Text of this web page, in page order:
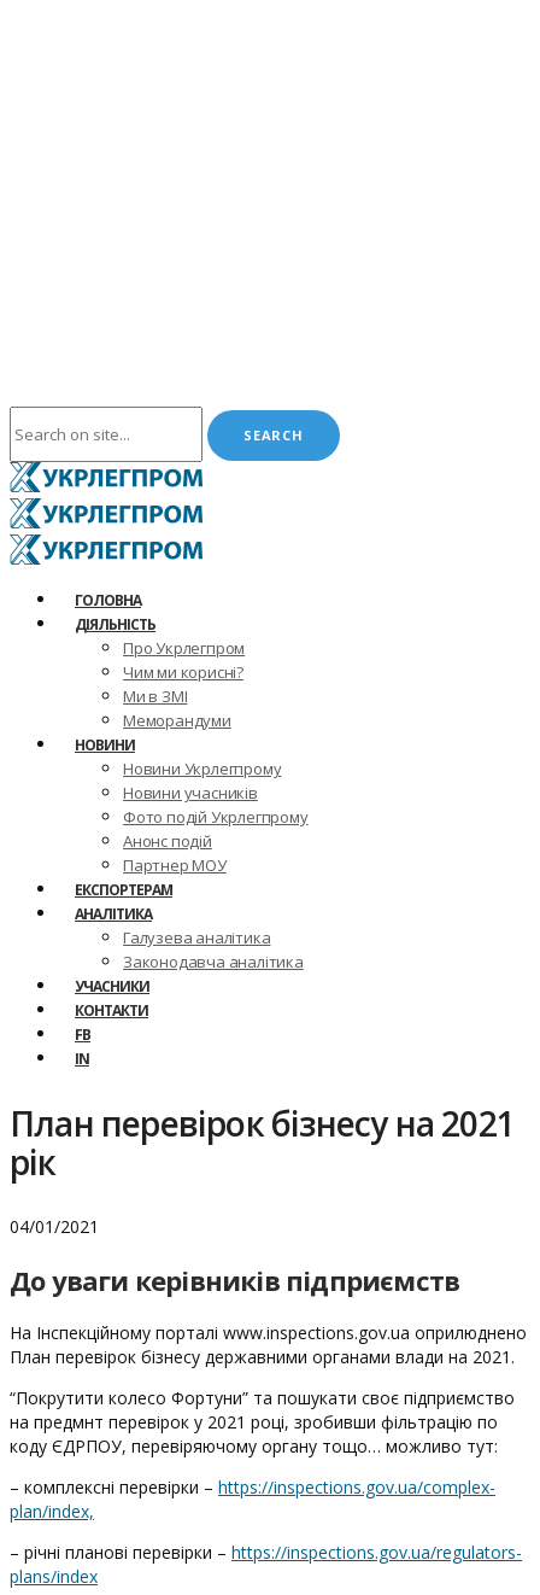
ГОЛОВНА
ДІЯЛЬНІСТЬ
Про Укрлегпром
Чим ми корисні?
Ми в ЗМІ
Меморандуми
НОВИНИ
Новини Укрлегпрому
Новини учасників
Фото подій Укрлегпрому
Анонс подій
Партнер МОУ
ЕКСПОРТЕРАМ
АНАЛІТИКА
Галузева аналітика
Законодавча аналітика
УЧАСНИКИ
КОНТАКТИ
FB
IN
План перевірок бізнесу на 2021
рік
04/01/2021
До уваги керівників підприємств
На Інспекційному порталі www.inspections.gov.ua оприлюднено
План перевірок бізнесу державними органами влади на 2021.
“Покрутити колесо Фортуни” та пошукати своє підприємство
на предмнт перевірок у 2021 році, зробивши фільтрацію по
коду ЄДРПОУ, перевіряючому органу тощо… можливо тут:
– комплексні перевірки – https://inspections.gov.ua/complex-
plan/index,
– річні планові перевірки – https://inspections.gov.ua/regulators-
plans/index